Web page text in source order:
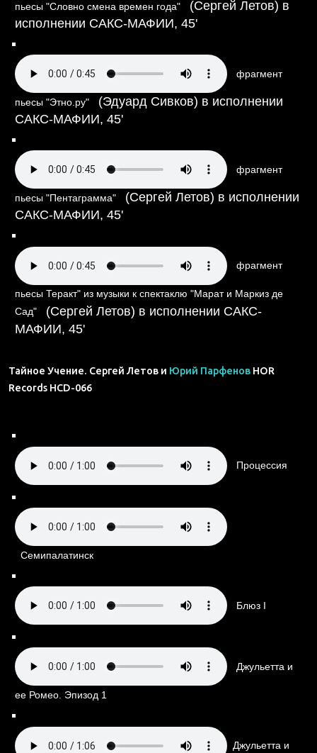
пьесы "Словно смена времен года"
(Сергей Летов) в
исполнении САКС-МАФИИ, 45'
фрагмент
пьесы "Этно.ру"
(Эдуард Сивков) в исполнении
САКС-МАФИИ, 45'
фрагмент
пьесы "Пентаграмма"
(Сергей Летов) в исполнении
САКС-МАФИИ, 45'
фрагмент
пьесы Теракт" из музыки к спектаклю "Марат и Маркиз де
Сад"
(Сергей Летов) в исполнении САКС-
МАФИИ, 45'
Тайное Учение. Сергей Летов и Юрий Парфенов HOR
Records HCD-066
Процессия
Семипалатинск
Блюз I
Джульетта и
ее Ромео. Эпизод 1
Джульетта и